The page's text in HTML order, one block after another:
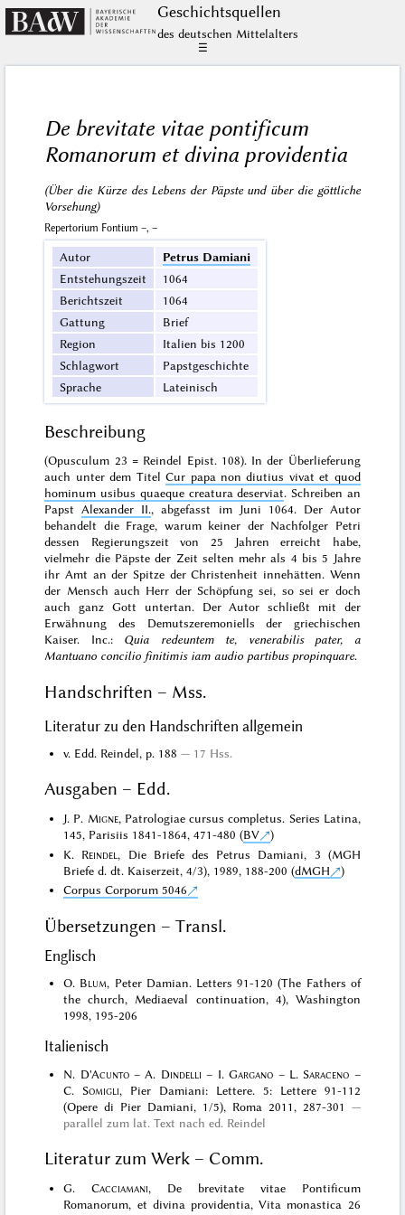
Geschichts­quellen
des deutschen Mittelalters
☰
De brevitate vitae pontificum
Romanorum et divina providentia
(Über die Kürze des Lebens der Päpste und über die göttliche
Vorsehung)
Repertorium Fontium –, –
Autor
Petrus Damiani
Entstehungszeit
1064
Berichtszeit
1064
Gattung
Brief
Region
Italien bis 1200
Schlagwort
Papstgeschichte
Sprache
Lateinisch
Beschreibung
(Opusculum 23 = Reindel Epist. 108). In der Überlieferung
auch unter dem TitelCur papa non diutius vivat et quod
hominum usibus quaeque creatura deserviat. Schreiben an
PapstAlexander II., abgefasst im Juni 1064. Der Autor
behandelt die Frage, warum keiner der Nachfolger Petri
dessen Regierungszeit von 25 Jahren erreicht habe,
vielmehr die Päpste der Zeit selten mehr als 4 bis 5 Jahre
ihr Amt an der Spitze der Christenheit innehätten. Wenn
der Mensch auch Herr der Schöpfung sei, so sei er doch
auch ganz Gott untertan. Der Autor schließt mit der
Erwähnung des Demutszeremoniells der griechischen
Kaiser. Inc.: Quia redeuntem te, venerabilis pater, a
Mantuano concilio finitimis iam audio partibus propinquare.
Handschriften – Mss.
Literatur zu den Handschriften allgemein
v. Edd. Reindel, p. 188 17 Hss.
Ausgaben – Edd.
J. P. Migne, Patrologiae cursus completus. Series Latina,
145, Parisiis 1841-1864, 471-480 (BV
)
K. Reindel , Die Briefe des Petrus Damiani, 3 (MGH
Briefe d. dt. Kaiserzeit, 4/3), 1989, 188-200 (dMGH
)
Corpus Corporum 5046
Übersetzungen – Transl.
Englisch
O. Blum, Peter Damian. Letters 91-120 (The Fathers of
the church, Mediaeval continuation, 4), Washington
1998, 195-206
Italienisch
N. D'Acunto– A. Dindelli – I.Gargano – L. Saraceno –
C. Somigli, Pier Damiani: Lettere. 5: Lettere 91-112
(Opere di Pier Damiani, 1/5), Roma 2011, 287-301
parallel zum lat. Text nach ed. Reindel
Literatur zum Werk – Comm.
G.Cacciamani, De brevitate vitae Pontificum
Romanorum, et divina providentia, Vita monastica 26